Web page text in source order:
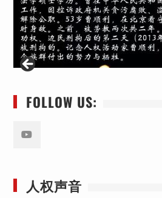
FOLLOW US:
人权声音